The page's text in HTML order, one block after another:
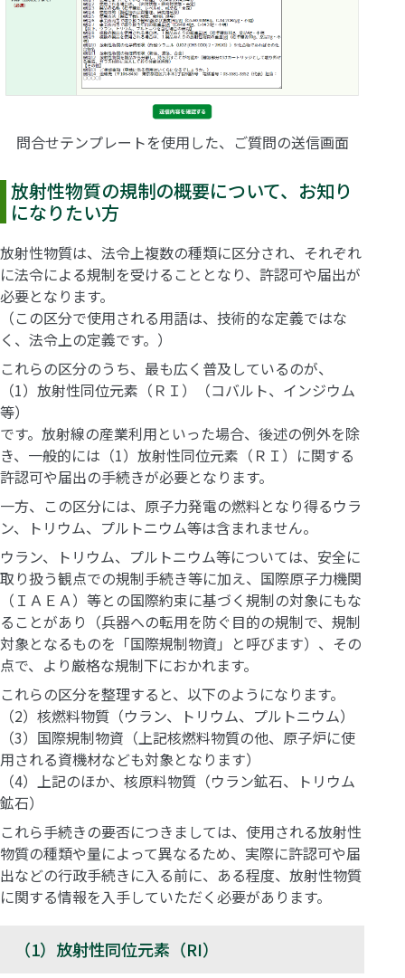
問合せテンプレートを使用した、ご質問の送信画面
放射性物質の規制の概要について、お知り
になりたい方
放射性物質は、法令上複数の種類に区分され、それぞれ
に法令による規制を受けることとなり、許認可や届出が
必要となります。
（この区分で使用される用語は、技術的な定義ではな
く、法令上の定義です。）
これらの区分のうち、最も広く普及しているのが、
（1）放射性同位元素（ＲＩ）（コバルト、インジウム
等）
です。放射線の産業利用といった場合、後述の例外を除
き、一般的には（1）放射性同位元素（ＲＩ）に関する
許認可や届出の手続きが必要となります。
一方、この区分には、原子力発電の燃料となり得るウラ
ン、トリウム、プルトニウム等は含まれません。
ウラン、トリウム、プルトニウム等については、安全に
取り扱う観点での規制手続き等に加え、国際原子力機関
（ＩＡＥＡ）等との国際約束に基づく規制の対象にもな
ることがあり（兵器への転用を防ぐ目的の規制で、規制
対象となるものを「国際規制物資」と呼びます）、その
点で、より厳格な規制下におかれます。
これらの区分を整理すると、以下のようになります。
（2）核燃料物質（ウラン、トリウム、プルトニウム）
（3）国際規制物資（上記核燃料物質の他、原子炉に使
用される資機材なども対象となります）
（4）上記のほか、核原料物質（ウラン鉱石、トリウム
鉱石）
これら手続きの要否につきましては、使用される放射性
物質の種類や量によって異なるため、実際に許認可や届
出などの行政手続きに入る前に、ある程度、放射性物質
に関する情報を入手していただく必要があります。
（1）放射性同位元素（RI）